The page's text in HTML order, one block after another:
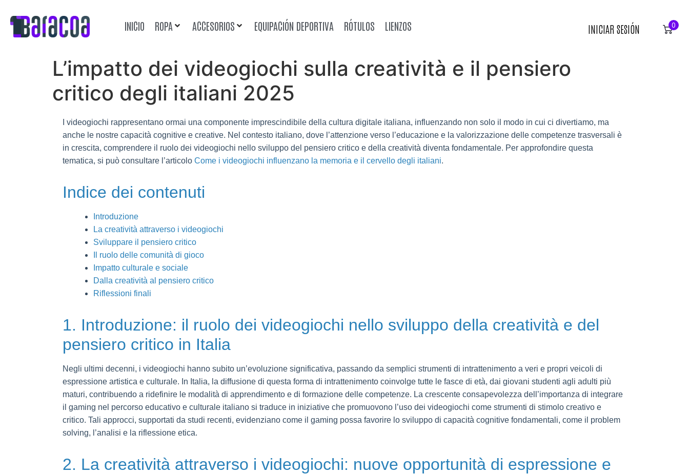
INICIO ROPA ACCESORIOS EQUIPACIÓN DEPORTIVA RÓTULOS LIENZOS INICIAR SESIÓN 0
L’impatto dei videogiochi sulla creatività e il pensiero
critico degli italiani 2025
I videogiochi rappresentano ormai una componente imprescindibile della cultura digitale italiana, influenzando non solo il modo in cui ci divertiamo, ma
anche le nostre capacità cognitive e creative. Nel contesto italiano, dove l’attenzione verso l’educazione e la valorizzazione delle competenze trasversali è
in crescita, comprendere il ruolo dei videogiochi nello sviluppo del pensiero critico e della creatività diventa fondamentale. Per approfondire questa
tematica, si può consultare l’articolo Come i videogiochi influenzano la memoria e il cervello degli italiani.
Indice dei contenuti
Introduzione
La creatività attraverso i videogiochi
Sviluppare il pensiero critico
Il ruolo delle comunità di gioco
Impatto culturale e sociale
Dalla creatività al pensiero critico
Riflessioni finali
1. Introduzione: il ruolo dei videogiochi nello sviluppo della creatività e del
pensiero critico in Italia
Negli ultimi decenni, i videogiochi hanno subito un’evoluzione significativa, passando da semplici strumenti di intrattenimento a veri e propri veicoli di
espressione artistica e culturale. In Italia, la diffusione di questa forma di intrattenimento coinvolge tutte le fasce di età, dai giovani studenti agli adulti più
maturi, contribuendo a ridefinire le modalità di apprendimento e di formazione delle competenze. La crescente consapevolezza dell’importanza di integrare
il gaming nel percorso educativo e culturale italiano si traduce in iniziative che promuovono l’uso dei videogiochi come strumenti di stimolo creativo e
critico. Tali approcci, supportati da studi recenti, evidenziano come il gaming possa favorire lo sviluppo di capacità cognitive fondamentali, come il problem
solving, l’analisi e la riflessione etica.
2. La creatività attraverso i videogiochi: nuove opportunità di espressione e